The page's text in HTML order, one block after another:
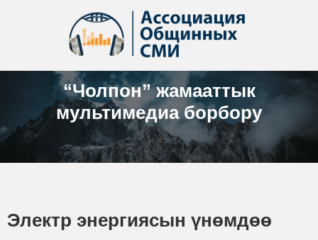
“Чолпон” жамааттык
мультимедиа борбору
Электр энергиясын үнөмдөө